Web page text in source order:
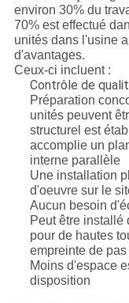
environ 30% du
70% est effectué
unités dans l'usine
d'avantages.
Ceux-ci incluent :
Contrôle de
Préparation
unités peuvent
structurel est
accomplie un
interne parallèle
Une installation
d'oeuvre sur le
Aucun besoin
Peut être installé
pour de hautes
empreinte de
Moins d'espace
disposition